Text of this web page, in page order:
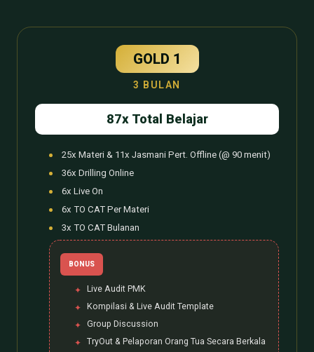
GOLD 1
3 BULAN
87x Total Belajar
25x Materi & 11x Jasmani Pert. Offline (@ 90 menit)
36x Drilling Online
6x Live On
6x TO CAT Per Materi
3x TO CAT Bulanan
BONUS
Live Audit PMK
Kompilasi & Live Audit Template
Group Discussion
TryOut & Pelaporan Orang Tua Secara Berkala